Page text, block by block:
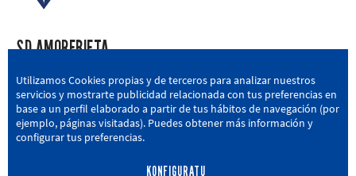
SD AMOREBIETA
San Miguel Kalea, 16, 48340 Amorebieta, Bizkaia
946 604 751 | sda@sdamorebieta.eus
Utilizamos Cookies propias y de terceros para analizar nuestros
servicios y mostrarte publicidad relacionada con tus preferencias en
base a un perfil elaborado a partir de tus hábitos de navegación (por
ejemplo, páginas visitadas). Puedes obtener más información y
configurar tus preferencias.
KONFIGURATU